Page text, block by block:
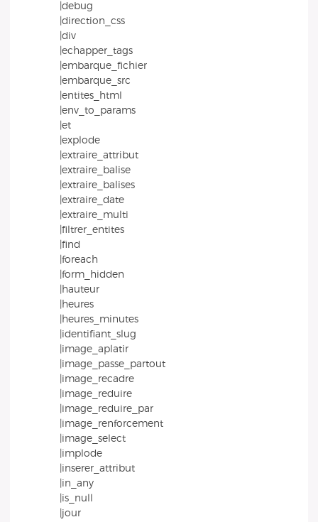
|debug
|direction_css
|div
|echapper_tags
|embarque_fichier
|embarque_src
|entites_html
|env_to_params
|et
|explode
|extraire_attribut
|extraire_balise
|extraire_balises
|extraire_date
|extraire_multi
|filtrer_entites
|find
|foreach
|form_hidden
|hauteur
|heures
|heures_minutes
|identifiant_slug
|image_aplatir
|image_passe_partout
|image_recadre
|image_reduire
|image_reduire_par
|image_renforcement
|image_select
|implode
|inserer_attribut
|in_any
|is_null
|jour